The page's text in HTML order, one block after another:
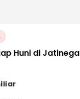
Huni di